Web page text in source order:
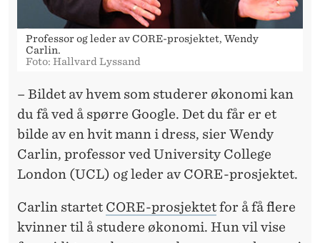
Professor og leder av CORE-prosjektet, Wendy
Carlin.
Foto: Hallvard Lyssand
– Bildet av hvem som studerer økonomi kan
du få ved å spørre Google. Det du får er et
bilde av en hvit mann i dress, sier Wendy
Carlin, professor ved University College
London (UCL) og leder av CORE-prosjektet.
Carlin startet CORE-prosjektetfor å få flere
kvinner til å studere økonomi. Hun vil vise